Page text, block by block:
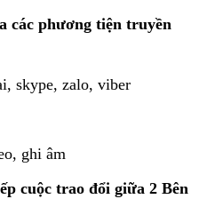
các phương tiện truyền
skype, zalo, viber
ghi âm
cuộc trao đổi giữa 2 Bên